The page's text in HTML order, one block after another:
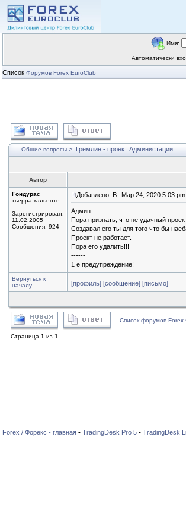
Имя:
Автоматически
Список Форумов Forex EuroClub
Общие вопросы > Гремлин - проект Администации
Автор
Гондурас
тьерра кальенте
Зарегистрирован:
11.02.2005
Сообщения: 924
Добавлено: Вт Мар 24, 2020 5:03 pm
Админ.
Пора признать, что не удачный
Создавал его ты для того что бы
Проект не работает.
Пора его удалить!!!
------
1 е предупреждение!
Вернуться к
началу
[профиль] [сообщение] [письмо]
Список форумов
Страница 1 из 1
Forex / Форекс - главная• TradingDesk Pro 5• TradingDesk